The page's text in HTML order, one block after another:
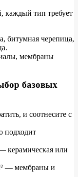
каждый тип требует
битумная черепица,
мембраны
базовых
и соотнесите с
подходит
керамическая или
— мембраны и